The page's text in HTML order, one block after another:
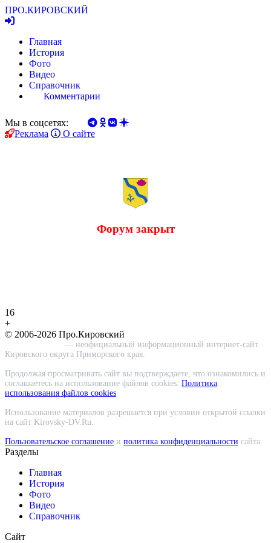
ПРО.КИРОВСКИЙ
Главная
История
Фото
Видео
Справочник
Комментарии
Мы в соцсетях:
Реклама
О сайте
Форум закрыт
16
+
© 2006-2026 Про.Кировский
— неофициальный информационный интернет-сайт
Кировского округа Приморского края.
Продолжая просматривать сайт вы подтверждаете, что ознакомились и
соглашаетесь на использование файлов cookies. Политика
использования файлов cookies
Использование материалов разрешается при условии открытой ссылки
на сайт Kirovsky-DV.Ru.
Пользовательское соглашение и политика конфиденциальности сайта.
Разделы
Главная
История
Фото
Видео
Справочник
Сайт